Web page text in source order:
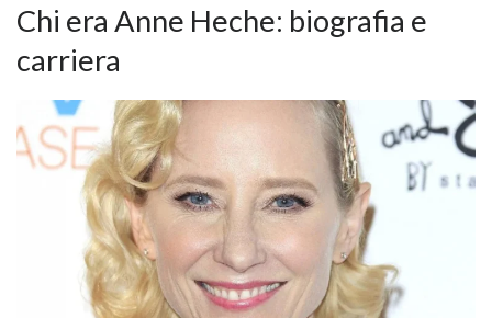
Chi era Anne Heche: biografia e
carriera